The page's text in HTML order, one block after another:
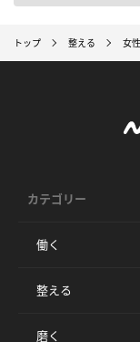
トップ 整える 女
カテゴリー
働く
整える
磨く